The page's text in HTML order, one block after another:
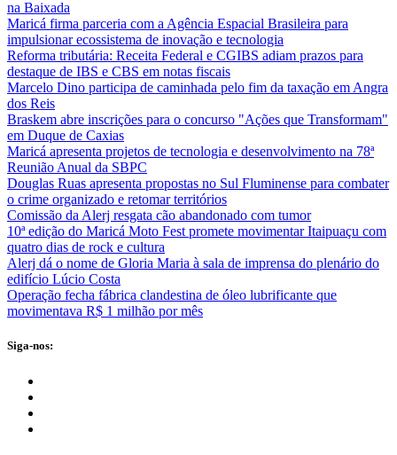
na Baixada
Maricá firma parceria com a Agência Espacial Brasileira para
impulsionar ecossistema de inovação e tecnologia
Reforma tributária: Receita Federal e CGIBS adiam prazos para
destaque de IBS e CBS em notas fiscais
Marcelo Dino participa de caminhada pelo fim da taxação em Angra
dos Reis
Braskem abre inscrições para o concurso "Ações que Transformam"
em Duque de Caxias
Maricá apresenta projetos de tecnologia e desenvolvimento na 78ª
Reunião Anual da SBPC
Douglas Ruas apresenta propostas no Sul Fluminense para combater
o crime organizado e retomar territórios
Comissão da Alerj resgata cão abandonado com tumor
10ª edição do Maricá Moto Fest promete movimentar Itaipuaçu com
quatro dias de rock e cultura
Alerj dá o nome de Gloria Maria à sala de imprensa do plenário do
edifício Lúcio Costa
Operação fecha fábrica clandestina de óleo lubrificante que
movimentava R$ 1 milhão por mês
Siga-nos: